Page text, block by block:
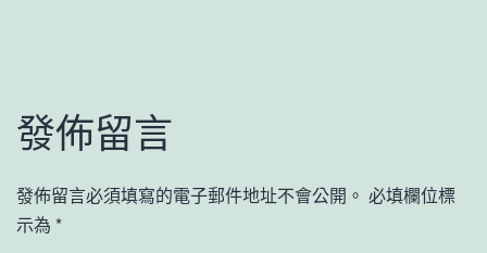
發佈留言
發佈留言必須填寫的電子郵件地址不會公開。 必填欄位標
示為 *